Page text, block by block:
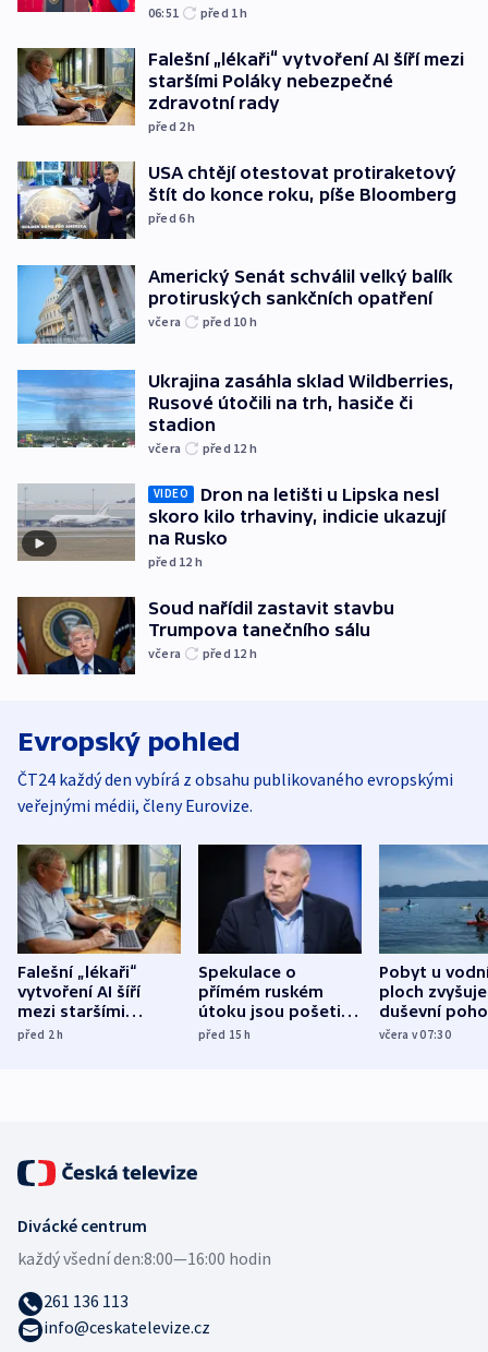
06:51 před 1h
Falešní „lékaři“ vytvoření AI šíří mezi
staršími Poláky nebezpečné
zdravotní rady
před 2h
USA chtějí otestovat protiraketový
štít do konce roku, píše Bloomberg
před 6h
Americký Senát schválil velký balík
protiruských sankčních opatření
včera před 10 h
Ukrajina zasáhla sklad Wildberries,
Rusové útočili na trh, hasiče či
stadion
včera před 12 h
VIDEO
Dron na letišti u Lipska nesl
skoro kilo trhaviny, indicie ukazují
na Rusko
před 12 h
Soud nařídil zastavit stavbu
Trumpova tanečního sálu
včera před 12 h
Evropský pohled
ČT24 každý den vybírá z obsahu publikovaného evropskými
veřejnými médii, členy Eurovize.
Falešní „lékaři“
vytvoření AI šíří
mezi staršími
Poláky nebezpečné
před 2h
Spekulace o
přímém ruském
útoku jsou pošetilé,
míní estonský
před 15h
Pobyt u
ploch zvyšuje
duševní
ukázala
včera v 07:30
Divácké centrum
každý všední den:8:00—16:00 hodin
261 136 113
info@ceskatelevize.cz